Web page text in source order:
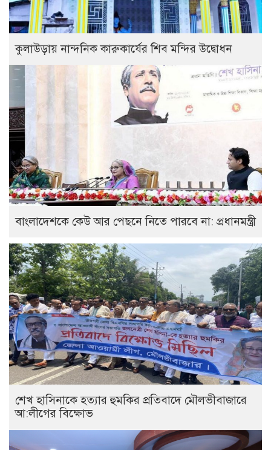
কুলাউড়ায় নান্দনিক কারুকার্যের শিব মন্দির উদ্বোধন
বাংলাদেশকে কেউ আর পেছনে নিতে পারবে না: প্রধানমন্ত্রী
শেখ হাসিনাকে হত্যার হুমকির প্রতিবাদে মৌলভীবাজারে
আ:লীগের বিক্ষোভ